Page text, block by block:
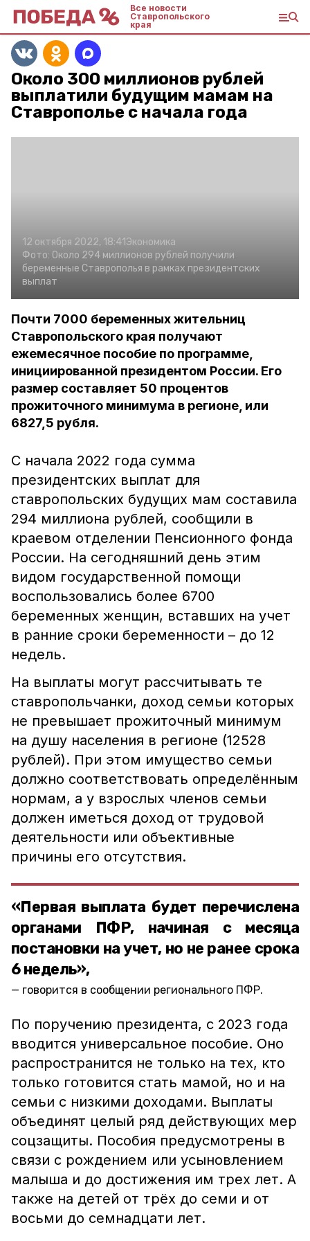
Все новости
Ставропольского
края
Около 300 миллионов рублей
выплатили будущим мамам на
Ставрополье с начала года
12 октября 2022, 18:41Экономика
Фото: Около 294 миллионов рублей получили
беременные Ставрополья в рамках президентских
выплат
Почти 7000 беременных жительниц
Ставропольского края получают
ежемесячное пособие по программе,
инициированной президентом России. Его
размер составляет 50 процентов
прожиточного минимума в регионе, или
6827,5 рубля.
С начала 2022 года сумма
президентских выплат для
ставропольских будущих мам составила
294 миллиона рублей, сообщили в
краевом отделении Пенсионного фонда
России. На сегодняшний день этим
видом государственной помощи
воспользовались более 6700
беременных женщин, вставших на учет
в ранние сроки беременности – до 12
недель.
На выплаты могут рассчитывать те
ставропольчанки, доход семьи которых
не превышает прожиточный минимум
на душу населения в регионе (12528
рублей). При этом имущество семьи
должно соответствовать определённым
нормам, а у взрослых членов семьи
должен иметься доход от трудовой
деятельности или объективные
причины его отсутствия.
«Первая выплата будет перечислена
органами ПФР, начиная с месяца
постановки на учет, но не ранее срока
6 недель»,
говорится в сообщении регионального ПФР.
По поручению президента, с 2023 года
вводится универсальное пособие. Оно
распространится не только на тех, кто
только готовится стать мамой, но и на
семьи с низкими доходами. Выплаты
объединят целый ряд действующих мер
соцзащиты. Пособия предусмотрены в
связи с рождением или усыновлением
малыша и до достижения им трех лет. А
также на детей от трёх до семи и от
восьми до семнадцати лет.